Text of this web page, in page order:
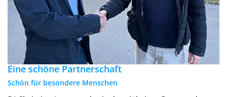
Eine schöne Partnerschaft
Schön für besondere Menschen